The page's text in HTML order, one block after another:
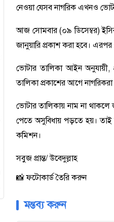
নেওয়া যেসব নাগরিক এখনও
আজ সোমবার (০৯ ডিসেম্বর)
জানুয়ারি প্রকাশ করা হবে।
ভোটার তালিকা আইন অনুযায়ী,
তালিকা প্রকাশের আগে
ভোটার তালিকায় নাম না
পেতে অসুবিধায় পড়তে হয়। তাই
কমিশন।
সবুজ প্রান্ত/ উবেদুল্লাহ
📸 ফটোকার্ড তৈরি করুন
মন্তব্য করুন